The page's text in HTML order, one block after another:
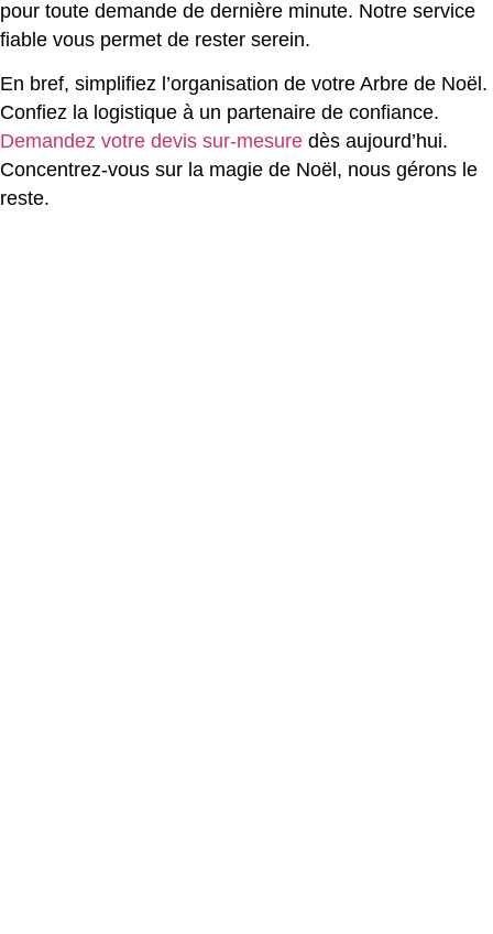
pour toute demande de dernière minute. Notre service
fiable vous permet de rester serein.
En bref, simplifiez l’organisation de votre Arbre de Noël.
Confiez la logistique à un partenaire de confiance.
Demandez votre devis sur-mesure dès aujourd’hui.
Concentrez-vous sur la magie de Noël, nous gérons le
reste.